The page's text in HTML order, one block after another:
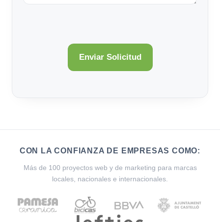
CON LA CONFIANZA DE EMPRESAS COMO:
Más de 100 proyectos web y de marketing para marcas
locales, nacionales e internacionales.